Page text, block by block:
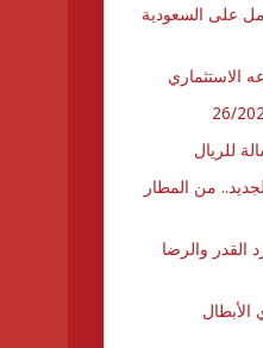
على السعودية
الاستثماري
للريال
من المطار
القدر والرضا